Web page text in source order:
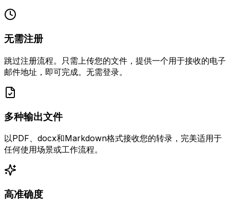
无需注册
跳过注册流程。只需上传您的文件，提供一个用于接收的电子
邮件地址，即可完成。无需登录。
多种输出文件
以PDF、docx和Markdown格式接收您的转录，完美适用于
任何使用场景或工作流程。
高准确度